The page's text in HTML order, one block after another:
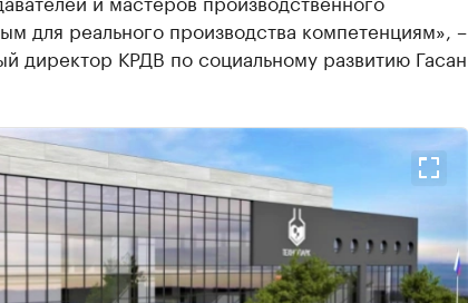
для реального производства компетенциям», –
директор КРДВ по социальному развитию Гасан